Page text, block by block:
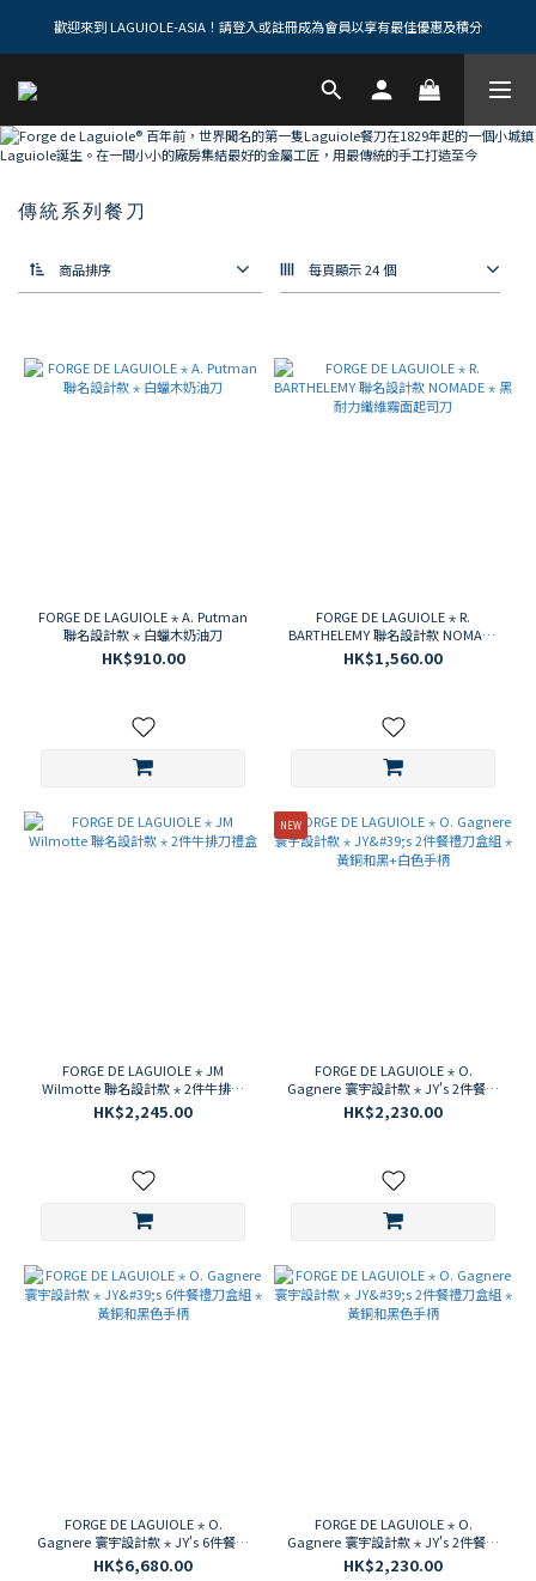
歡迎來到 LAGUIOLE-ASIA！請登入或註冊成為會員以享有最佳優惠及積分
傳統系列餐刀
商品排序 每頁顯示 24 個
FORGE DE LAGUIOLE ⋆ A. Putman
聯名設計款 ⋆ 白蠟木奶油刀
HK$910.00
FORGE DE LAGUIOLE ⋆ R.
BARTHELEMY 聯名設計款 NOMADE
⋆ 黑耐力纖維霧面起司刀
HK$1,560.00
FORGE DE LAGUIOLE ⋆ JM
Wilmotte 聯名設計款 ⋆ 2件牛排刀
禮盒
HK$2,245.00
NEW
FORGE DE LAGUIOLE ⋆ O.
Gagnere 寰宇設計款 ⋆ JY's 2件餐禮
刀盒組 ⋆ 黃銅和黑+白色手柄
HK$2,230.00
FORGE DE LAGUIOLE ⋆ O.
Gagnere 寰宇設計款 ⋆ JY's 6件餐禮
刀盒組 ⋆ 黃銅和黑色手柄
HK$6,680.00
FORGE DE LAGUIOLE ⋆ O.
Gagnere 寰宇設計款 ⋆ JY's 2件餐禮
刀盒組 ⋆ 黃銅和黑色手柄
HK$2,230.00